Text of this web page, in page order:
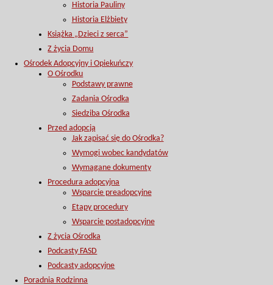
Historia Pauliny
Historia Elżbiety
Książka „Dzieci z serca”
Z życia Domu
Ośrodek Adopcyjny i Opiekuńczy
O Ośrodku
Podstawy prawne
Zadania Ośrodka
Siedziba Ośrodka
Przed adopcją
Jak zapisać się do Ośrodka?
Wymogi wobec kandydatów
Wymagane dokumenty
Procedura adopcyjna
Wsparcie preadopcyjne
Etapy procedury
Wsparcie postadopcyjne
Z życia Ośrodka
Podcasty FASD
Podcasty adopcyjne
Poradnia Rodzinna